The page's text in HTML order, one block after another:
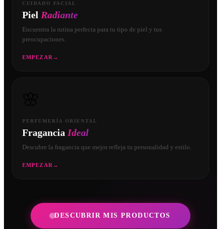
CUIDADO FACIAL
Piel Radiante
Encuentra la rutina perfecta para tu tipo de piel y tus
preocupaciones.
EMPEZAR →
PERFUMERÍA ORIENTAL
Fragancia Ideal
Descubre la fragancia que mejor refleja tu personalidad y estilo.
EMPEZAR →
DESCUBRIR MIS PRODUCTOS